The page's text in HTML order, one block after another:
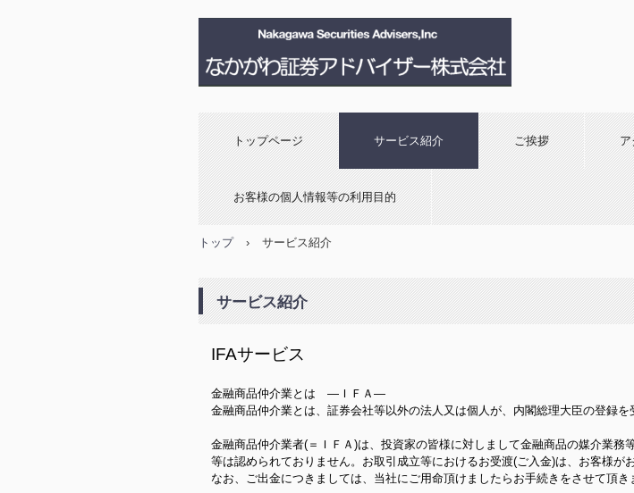
トップページ サービス紹介 ご挨拶 ア
お客様の個人情報等の利用目的
トップ › サービス紹介
サービス紹介
IFAサービス
金融商品仲介業とは ―ＩＦＡ―
金融商品仲介業とは、証券会社等以外の法人又は個人が、内閣総理大臣の登録
金融商品仲介業者(＝ＩＦＡ)は、投資家の皆様に対しまして金融商品の媒介業
等は認められておりません。お取引成立等におけるお受渡(ご入金)は、お客様が
なお、ご出金につきましては、当社にご用命頂けましたらお手続きをさせて頂き